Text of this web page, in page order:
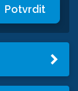
Potvrdit